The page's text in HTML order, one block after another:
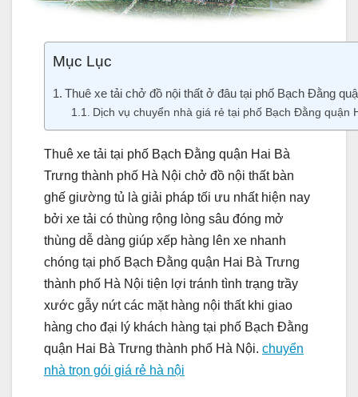
Mục Lục
Thuê xe tải chở đồ nội thất ở đâu tại phố Bạch Đằng
Dịch vụ chuyển nhà giá rẻ tại phố Bạch Đằng quận
Thuê xe tải tại phố Bạch Đằng quận Hai Bà
Trưng thành phố Hà Nội chở đồ nội thất bàn
ghế giường tủ là giải pháp tối ưu nhất hiện nay
bởi xe tải có thùng rộng lòng sâu đóng mở
thùng dễ dàng giúp xếp hàng lên xe nhanh
chóng tại phố Bạch Đằng quận Hai Bà Trưng
thành phố Hà Nội tiện lợi tránh tình trạng trầy
xước gẫy nứt các mặt hàng nội thất khi giao
hàng cho đại lý khách hàng tại phố Bạch Đằng
quận Hai Bà Trưng thành phố Hà Nội. chuyển
nhà trọn gói giá rẻ hà nội